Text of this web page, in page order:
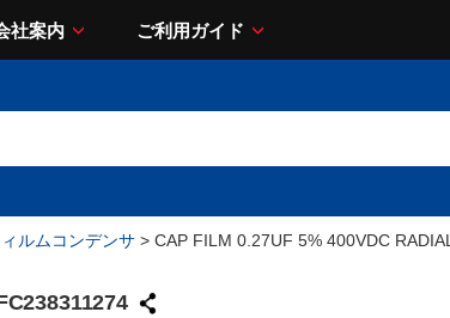
社案内 ご利用ガイド
ルムコンデンサ > CAP FILM 0.27UF 5% 400VDC RADIAL